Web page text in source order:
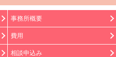
事務所概要
費用
相談申込み